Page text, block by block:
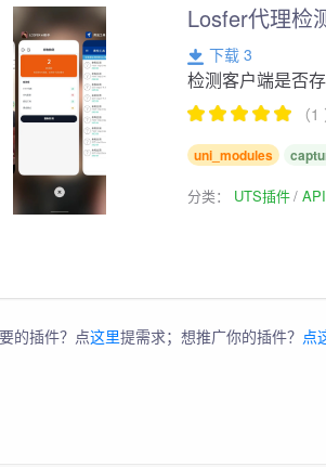
Losfer代理检
下载 3
检测客户端是否
（
uni_modules
分类： UTS插件
的插件？点这里提需求；想推广你的插件？ 点